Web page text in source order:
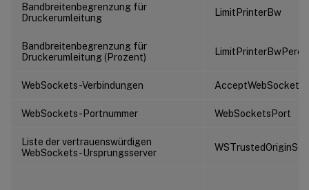
Bandbreitenbegrenzung für
Druckerumleitung
LimitPrinterBw
Bandbreitenbegrenzung für
Druckerumleitung (Prozent)
WebSockets-Verbindungen
WebSockets-Portnummer WebSocketsPort
Liste der vertrauenswürdigen
WebSockets-Ursprungsserver